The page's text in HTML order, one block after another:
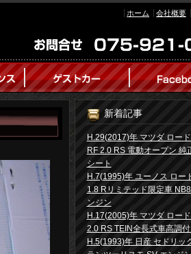
ホーム 会社概要
新着記事
H.29(2017)年 マツダ ロー
RF 2.0 RS 電動オープン 純
シート
H.7(1995)年 ユーノス ロー
1.8 Rリミテッド限定車
ンジン
H.17(2005)年 マツダ ロー
2.0 RS TEIN全長式車高調付
H.5(1993)年 日産 セドリッ